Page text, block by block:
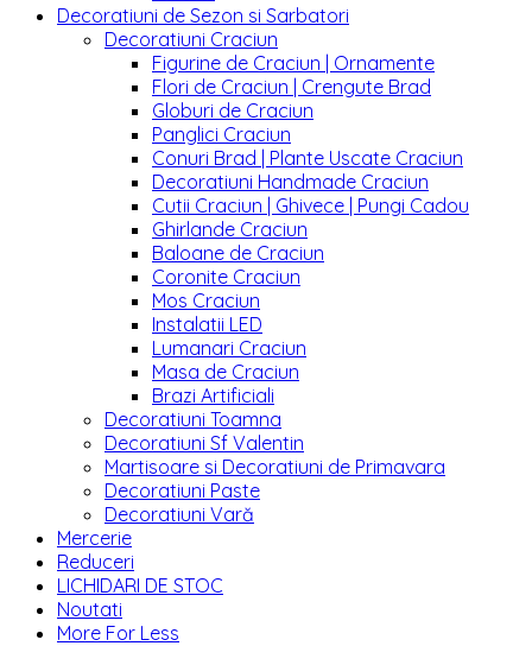
Decoratiuni de Sezon si Sarbatori
Decoratiuni Craciun
Figurine de Craciun | Ornamente
Flori de Craciun | Crengute Brad
Globuri de Craciun
Panglici Craciun
Conuri Brad | Plante Uscate Craciun
Decoratiuni Handmade Craciun
Cutii Craciun | Ghivece | Pungi Cadou
Ghirlande Craciun
Baloane de Craciun
Coronite Craciun
Mos Craciun
Instalatii LED
Lumanari Craciun
Masa de Craciun
Brazi Artificiali
Decoratiuni Toamna
Decoratiuni Sf Valentin
Martisoare si Decoratiuni de Primavara
Decoratiuni Paste
Decoratiuni Vară
Mercerie
Reduceri
LICHIDARI DE STOC
Noutati
More For Less